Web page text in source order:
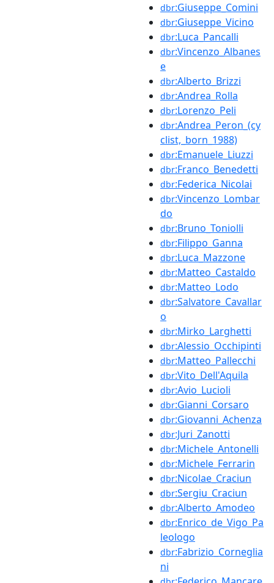
dbr:Giuseppe_Comini
dbr:Giuseppe_Vicino
dbr:Luca_Pancalli
dbr:Vincenzo_Albanes
e
dbr:Alberto_Brizzi
dbr:Andrea_Rolla
dbr:Lorenzo_Peli
dbr:Andrea_Peron_(cy
clist,_born_1988)
dbr:Emanuele_Liuzzi
dbr:Franco_Benedetti
dbr:Federica_Nicolai
dbr:Vincenzo_Lombar
do
dbr:Bruno_Toniolli
dbr:Filippo_Ganna
dbr:Luca_Mazzone
dbr:Matteo_Castaldo
dbr:Matteo_Lodo
dbr:Salvatore_Cavallar
o
dbr:Mirko_Larghetti
dbr:Alessio_Occhipinti
dbr:Matteo_Pallecchi
dbr:Vito_Dell'Aquila
dbr:Avio_Lucioli
dbr:Gianni_Corsaro
dbr:Giovanni_Achenza
dbr:Juri_Zanotti
dbr:Michele_Antonelli
dbr:Michele_Ferrarin
dbr:Nicolae_Craciun
dbr:Sergiu_Craciun
dbr:Alberto_Amodeo
dbr:Enrico_de_Vigo_Pa
leologo
dbr:Fabrizio_Corneglia
ni